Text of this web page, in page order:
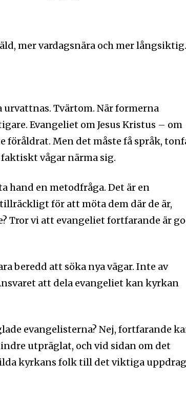
mer vardagsnära och mer långsiktig.
Tvärtom. När formerna
Evangeliet om Jesus Kristus – om
föråldrat. Men det måste få språk,
vågar närma sig.
hand en metodfråga. Det är en
för att möta dem där de är,
Tror vi att evangeliet fortfarande är
beredd att söka nya vägar. Inte av
att dela evangeliet kan kyrkan
evangelisterna? Nej, fortfarande
utpräglat, och vid sidan om det
kyrkans folk till det viktiga uppdrag